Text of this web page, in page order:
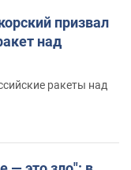
призвал
над
ракеты над